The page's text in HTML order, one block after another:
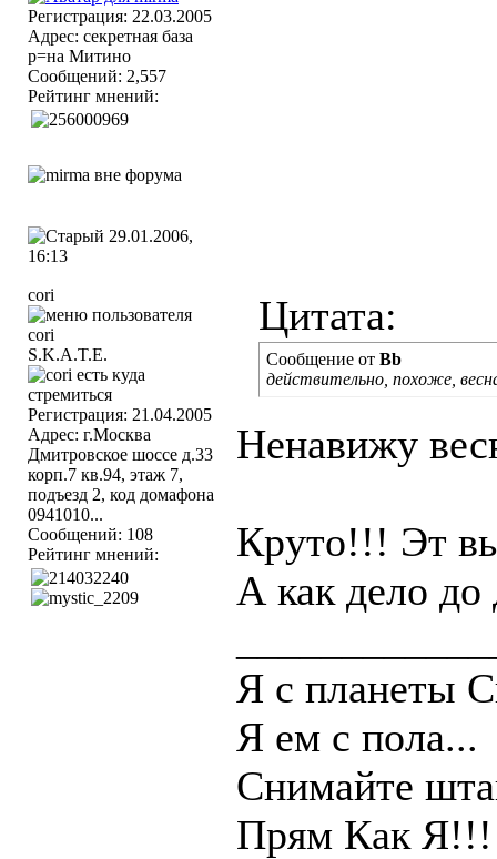
Регистрация: 22.03.2005
Адрес: секретная база
р=на Митино
Сообщений: 2,557
Рейтинг мнений:
29.01.2006,
16:13
cori
S.K.A.T.E.
Регистрация: 21.04.2005
Адрес: г.Москва
Дмитровское шоссе д.33
корп.7 кв.94, этаж 7,
подъезд 2, код домафона
0941010...
Сообщений: 108
Рейтинг мнений:
Цитата:
Сообщение от Bb
действительно, похоже,
Ненавижу
Круто!!! Эт
А как дело до
Я с планеты
Я ем с пола...
Снимайте
Прям Как Я!!!